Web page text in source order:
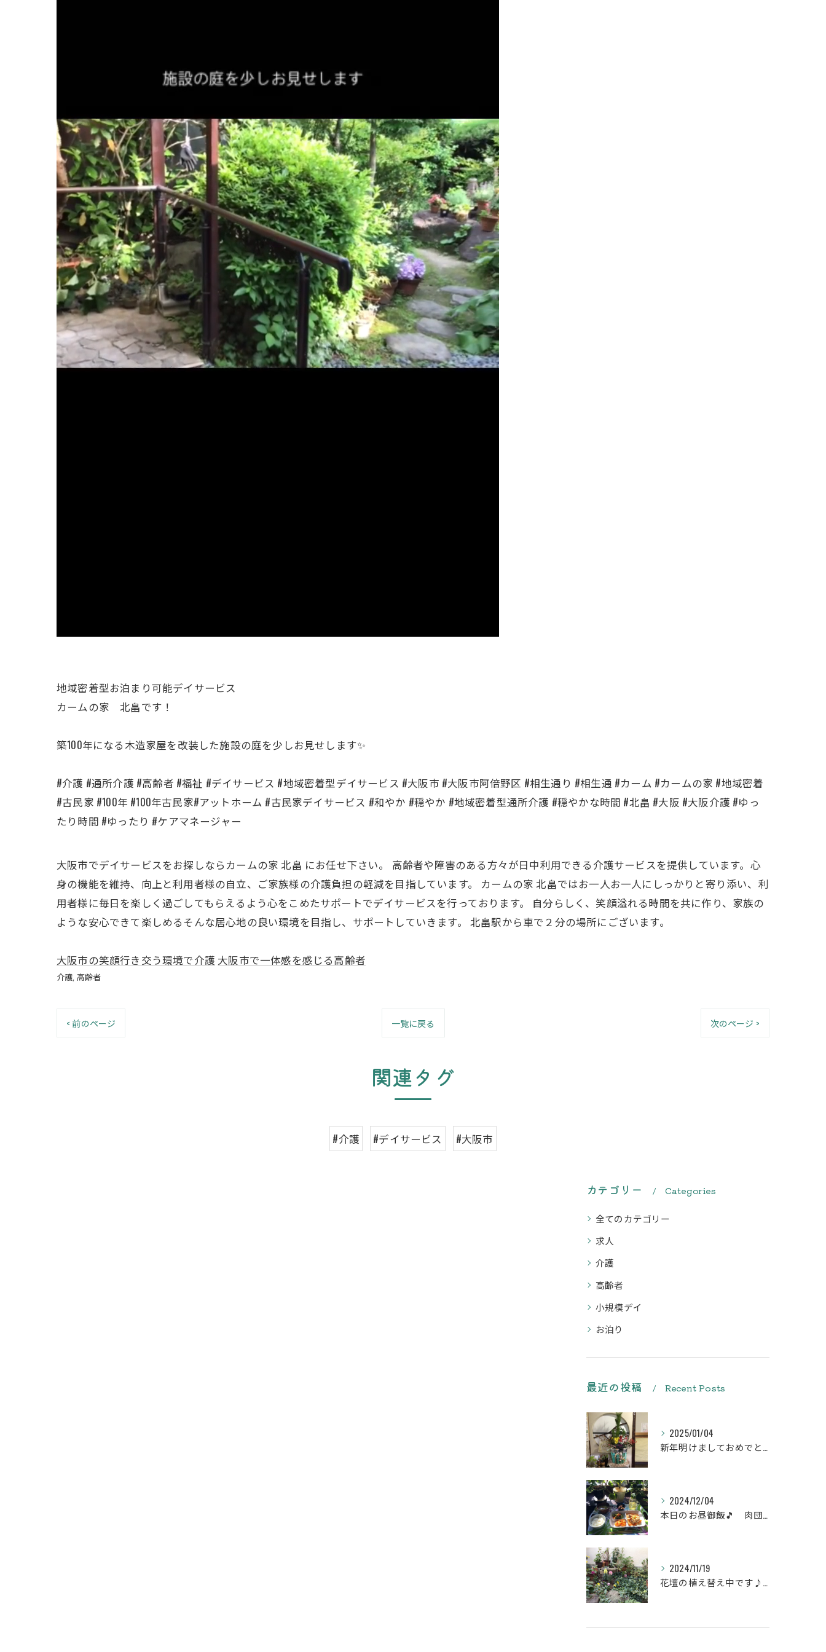
地域密着型お泊まり可能デイサービス
カームの家 北畠です！
築100年になる木造家屋を改装した施設の庭を少しお見せします✨
#介護 #通所介護 #高齢者 #福祉 #デイサービス #地域密着型デイサービス #大阪市 #大阪市阿倍野区 #相生通り #相生通 #カーム #カームの家 #地域密着
#古民家 #100年 #100年古民家#アットホーム #古民家デイサービス #和やか #穏やか #地域密着型通所介護 #穏やかな時間 #北畠 #大阪 #大阪介護 #ゆっ
たり時間 #ゆったり #ケアマネージャー
大阪市でデイサービスをお探しならカームの家 北畠 にお任せ下さい。 高齢者や障害のある方々が日中利用できる介護サービスを提供しています。心
身の機能を維持、向上と利用者様の自立、ご家族様の介護負担の軽減を目指しています。 カームの家 北畠ではお一人お一人にしっかりと寄り添い、利
用者様に毎日を楽しく過ごしてもらえるよう心をこめたサポートでデイサービスを行っております。 自分らしく、笑顔溢れる時間を共に作り、家族の
ような安心できて楽しめるそんな居心地の良い環境を目指し、サポートしていきます。 北畠駅から車で２分の場所にございます。
大阪市の笑顔行き交う環境で介護 大阪市で一体感を感じる高齢者
介護 高齢者
< 前のページ 一覧に戻る 次のページ >
関連タグ
#介護 #デイサービス #大阪市
カテゴリー Categories
全てのカテゴリー
求人
介護
高齢者
小規模デイ
お泊り
最近の投稿 Recent Posts
2025/01/04
新年明けましておめでとうございます
2024/12/04
本日のお昼御飯🎵 肉団子和風旨煮等などです♪
2024/11/19
花壇の植え替え中です♪綺麗な緑の花壇になりますように。